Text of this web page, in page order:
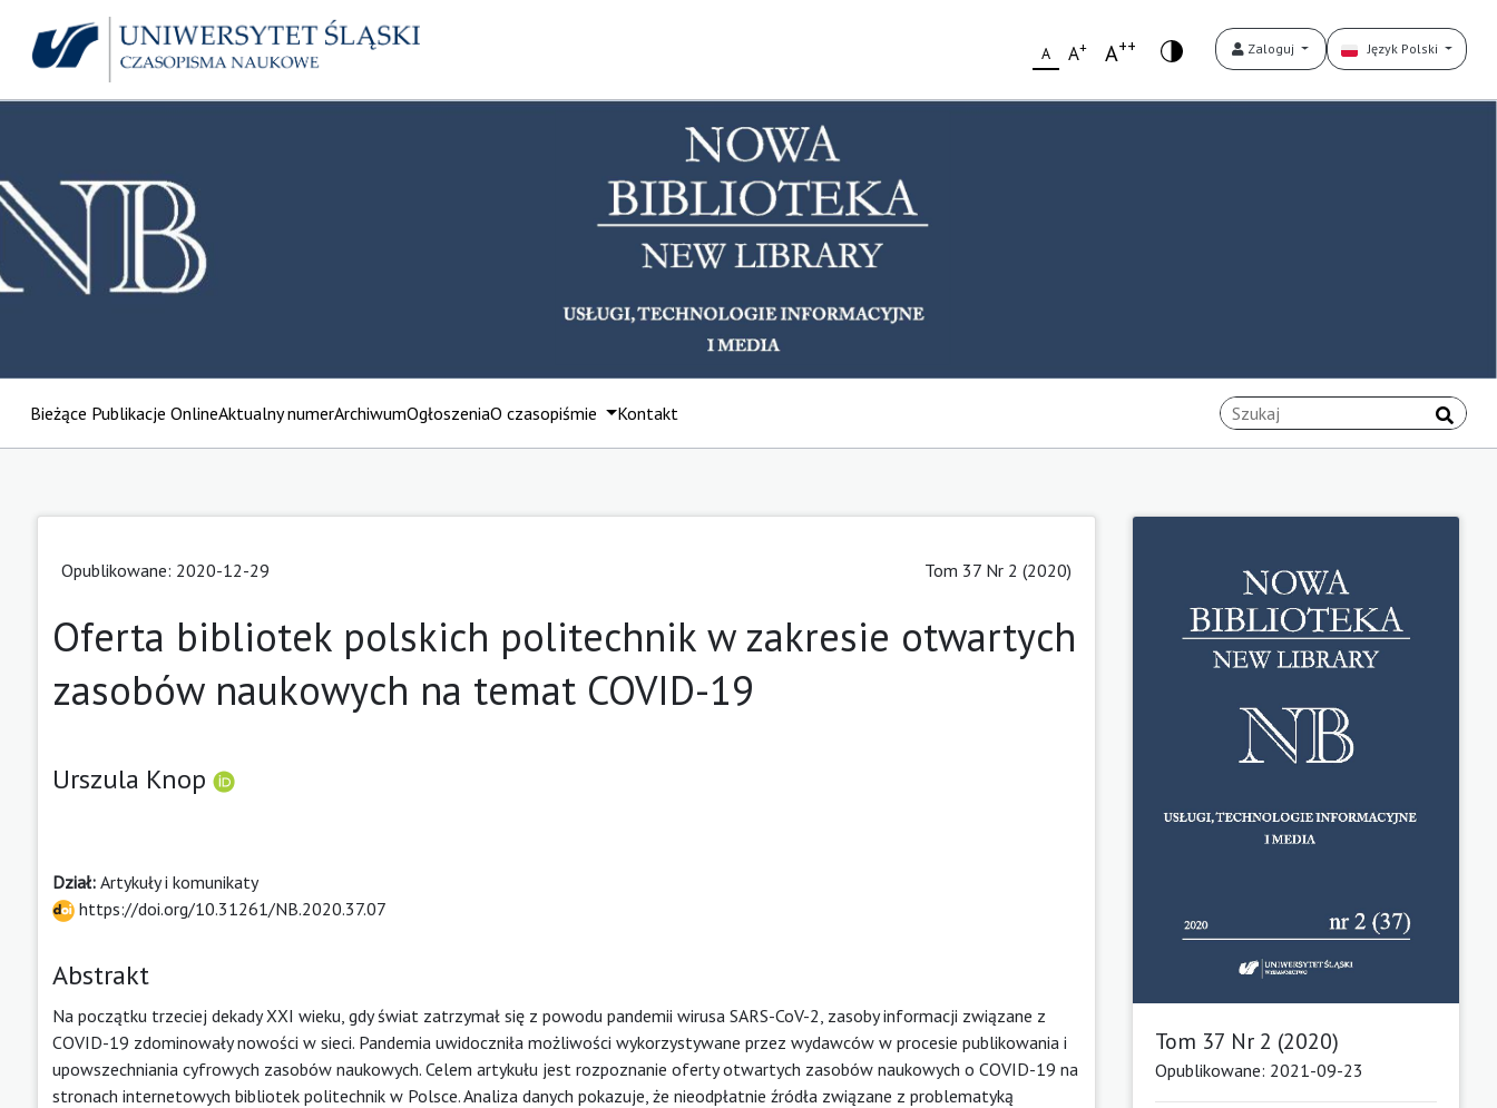
A A+ A++ Zaloguj Język Polski
Bieżące Publikacje OnlineAktualny numerArchiwumOgłoszeniaO czasopiśmie Kontakt
Opublikowane: 2020-12-29 Tom 37 Nr 2 (2020)
Oferta bibliotek polskich politechnik w zakresie otwartych
zasobów naukowych na temat COVID-19
Urszula Knop
Dział: Artykuły i komunikaty
https://doi.org/10.31261/NB.2020.37.07
Abstrakt
Na początku trzeciej dekady XXI wieku, gdy świat zatrzymał się z powodu pandemii wirusa SARS-CoV-2, zasoby informacji związane z
COVID-19 zdominowały nowości w sieci. Pandemia uwidoczniła możliwości wykorzystywane przez wydawców w procesie publikowania i
upowszechniania cyfrowych zasobów naukowych. Celem artykułu jest rozpoznanie oferty otwartych zasobów naukowych o COVID-19 na
stronach internetowych bibliotek politechnik w Polsce. Analiza danych pokazuje, że nieodpłatnie źródła związane z problematyką
Tom 37 Nr 2 (2020)
Opublikowane: 2021-09-23